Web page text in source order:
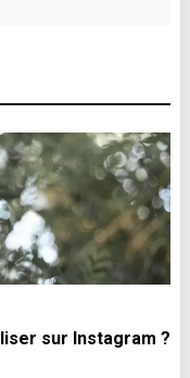
sur Instagram ?